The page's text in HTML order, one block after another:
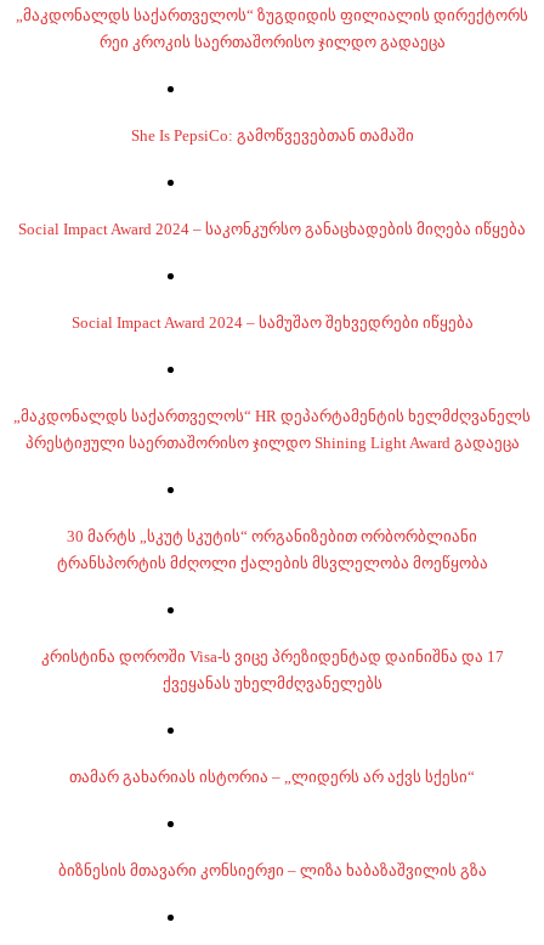
„მაკდონალდს საქართველოს“ ზუგდიდის ფილიალის დირექტორს
რეი კროკის საერთაშორისო ჯილდო გადაეცა
She Is PepsiCo: გამოწვევებთან თამაში
Social Impact Award 2024 – საკონკურსო განაცხადების მიღება იწყება
Social Impact Award 2024 – სამუშაო შეხვედრები იწყება
„მაკდონალდს საქართველოს“ HR დეპარტამენტის ხელმძღვანელს
პრესტიჟული საერთაშორისო ჯილდო Shining Light Award გადაეცა
30 მარტს „სკუტ სკუტის“ ორგანიზებით ორბორბლიანი
ტრანსპორტის მძღოლი ქალების მსვლელობა მოეწყობა
კრისტინა დოროში Visa-ს ვიცე პრეზიდენტად დაინიშნა და 17
ქვეყანას უხელმძღვანელებს
თამარ გახარიას ისტორია – „ლიდერს არ აქვს სქესი“
ბიზნესის მთავარი კონსიერჟი – ლიზა ხაბაზაშვილის გზა